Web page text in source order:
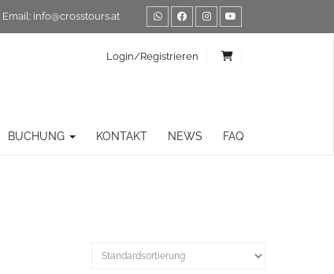
| Email: info@crosstours.at
Login/Registrieren
BUCHUNG KONTAKT NEWS FAQ